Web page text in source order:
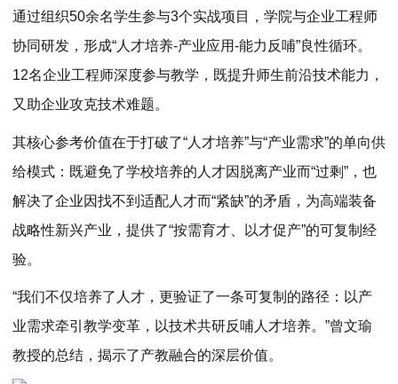
通过组织50余名学生参与3个实战项目，学院与企业工程师
协同研发，形成“人才培养-产业应用-能力反哺”良性循环。
12名企业工程师深度参与教学，既提升师生前沿技术能力，
又助企业攻克技术难题。
其核心参考价值在于打破了“人才培养”与“产业需求”的单向供
给模式：既避免了学校培养的人才因脱离产业而“过剩”，也
解决了企业因找不到适配人才而“紧缺”的矛盾，为高端装备
战略性新兴产业，提供了“按需育才、以才促产”的可复制经
验。
“我们不仅培养了人才，更验证了一条可复制的路径：以产
业需求牵引教学变革，以技术共研反哺人才培养。”曾文瑜
教授的总结，揭示了产教融合的深层价值。